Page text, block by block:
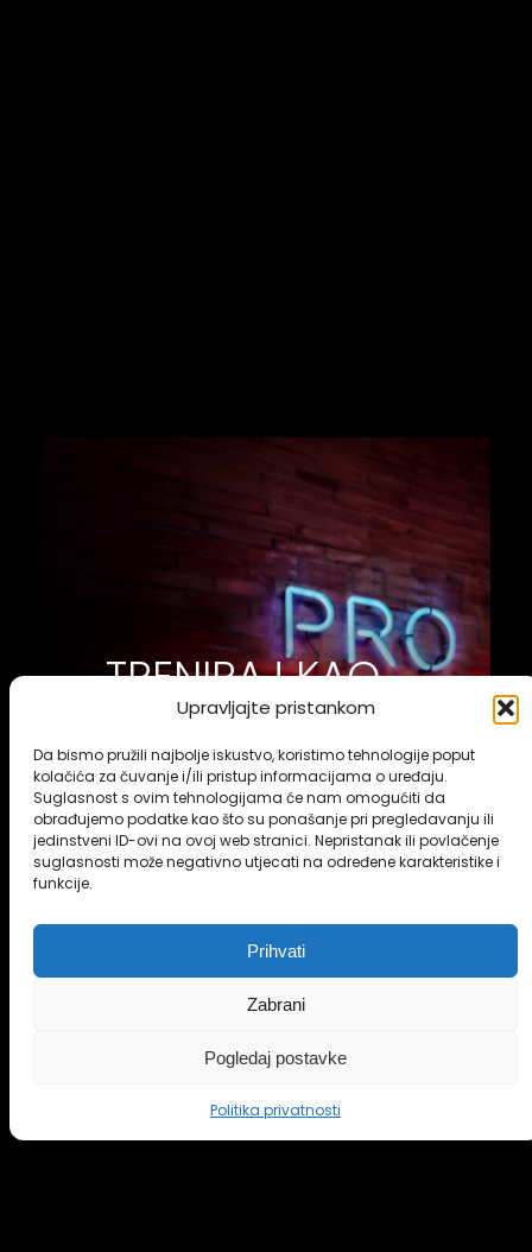
Upravljajte pristankom
Da bismo pružili najbolje iskustvo, koristimo tehnologije poput
kolačića za čuvanje i/ili pristup informacijama o uređaju.
Suglasnost s ovim tehnologijama će nam omogućiti da
obrađujemo podatke kao što su ponašanje pri pregledavanju ili
jedinstveni ID-ovi na ovoj web stranici. Nepristanak ili povlačenje
suglasnosti može negativno utjecati na određene karakteristike i
funkcije.
Prihvati
Zabrani
Pogledaj postavke
Politika privatnosti
TRENIRAJ KAO
PRO
Sve lokacije. Jedna članarina. Bez
ograničenja.
THE FITNESS
DONJE SVETICE
DONJE SVETICE 24
THE FITNESS